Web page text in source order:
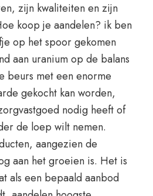
zijn kwaliteiten en zijn
koop je aandelen? ik ben
op het spoor gekomen
aan uranium op de balans
beurs met een enorme
gekocht kan worden,
nodig heeft of
de loep wilt nemen.
aangezien de
aan het groeien is. Het is
als een bepaald aanbod